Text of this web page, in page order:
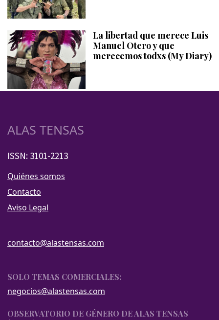
La libertad que merece Luis
Manuel Otero y que
merecemos todxs (My Diary)
ALAS TENSAS
ISSN: 3101-2213
Quiénes somos
Contacto
Aviso Legal
contacto@alastensas.com
SOLO TEMAS COMERCIALES:
negocios@alastensas.com
OBSERVATORIO DE GÉNERO DE ALAS TENSAS